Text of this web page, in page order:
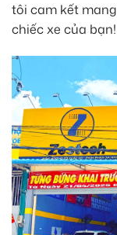
tôi cam kết
chiếc xe của bạn!